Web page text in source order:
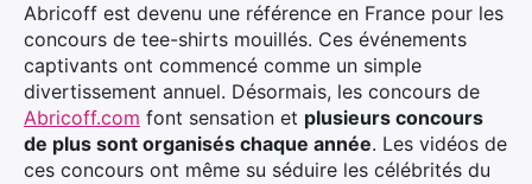
Abricoff est devenu une référence en France pour les
concours de tee-shirts mouillés. Ces événements
captivants ont commencé comme un simple
divertissement annuel. Désormais, les concours de
Abricoff.com font sensation et plusieurs concours
de plus sont organisés chaque année. Les vidéos de
ces concours ont même su séduire les célébrités du